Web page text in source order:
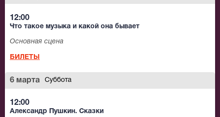
12:00
Что такое музыка и какой она бывает
Основная сцена
БИЛЕТЫ
6 марта Суббота
12:00
Александр Пушкин. Сказки